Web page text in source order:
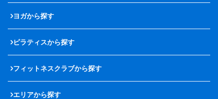
ヨガから探す
ピラティスから探す
フィットネスクラブから探す
エリアから探す